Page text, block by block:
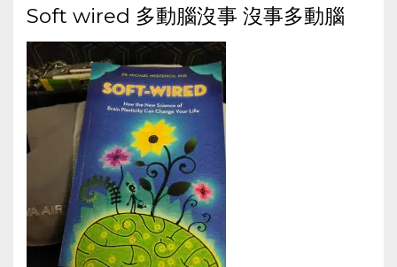
ON
Soft wired 多動腦沒事 沒事多動腦